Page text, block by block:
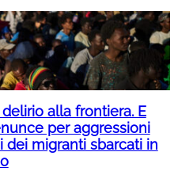
alla frontiera. E
per aggressioni
dei migranti sbarcati in